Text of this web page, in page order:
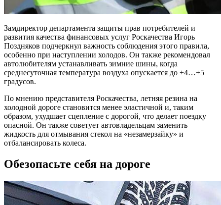
Замдиректор департамента защиты прав потребителей и
развития качества финансовых услуг Роскачества Игорь
Поздняков подчеркнул важность соблюдения этого правила,
особенно при наступлении холодов. Он также рекомендовал
автолюбителям устанавливать зимние шины, когда
среднесуточная температура воздуха опускается до +4…+5
градусов.
По мнению представителя Роскачества, летняя резина на
холодной дороге становится менее эластичной и, таким
образом, ухудшает сцепление с дорогой, что делает поездку
опасной. Он также советует автовладельцам заменить
жидкость для отмывания стекол на «незамерзайку» и
отбалансировать колеса.
Обезопасьте себя на дороге